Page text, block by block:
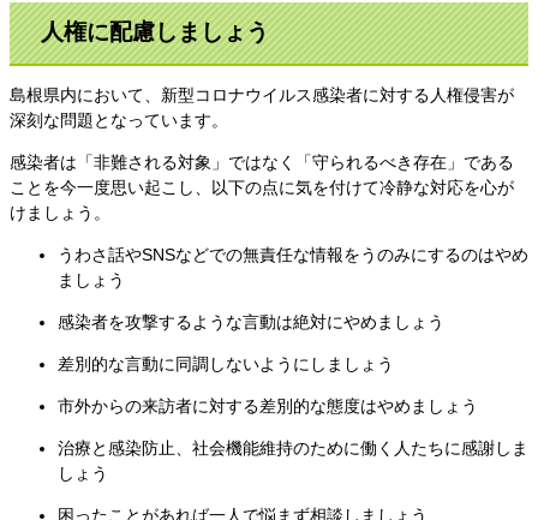
人権に配慮しましょう
島根県内において、新型コロナウイルス感染者に対する人権侵害が
深刻な問題となっています。
感染者は「非難される対象」ではなく「守られるべき存在」である
ことを今一度思い起こし、以下の点に気を付けて冷静な対応を心が
けましょう。
うわさ話やSNSなどでの無責任な情報をうのみにするのはやめ
ましょう
感染者を攻撃するような言動は絶対にやめましょう
差別的な言動に同調しないようにしましょう
市外からの来訪者に対する差別的な態度はやめましょう
治療と感染防止、社会機能維持のために働く人たちに感謝しま
しょう
困ったことがあれば一人で悩まず相談しましょう